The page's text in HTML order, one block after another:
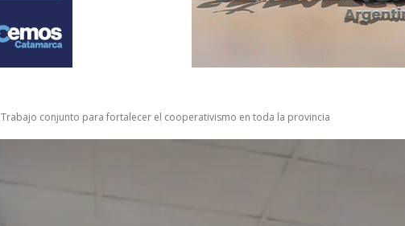
Trabajo conjunto para fortalecer el cooperativismo en toda la provincia